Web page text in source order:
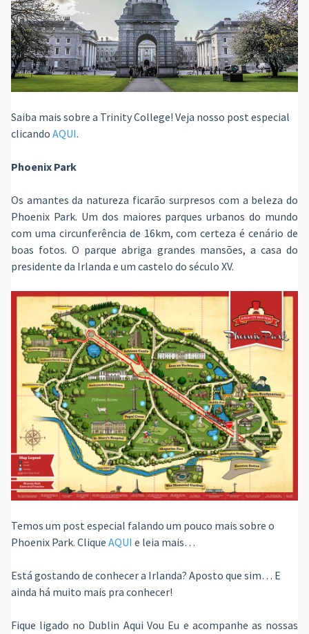
Saiba mais sobre a Trinity College! Veja nosso post especial
clicando AQUI.
Phoenix Park
Os amantes da natureza ficarão surpresos com a beleza do
Phoenix Park. Um dos maiores parques urbanos do mundo
com uma circunferência de 16km, com certeza é cenário de
boas fotos. O parque abriga grandes mansões, a casa do
presidente da Irlanda e um castelo do século XV.
Temos um post especial falando um pouco mais sobre o
Phoenix Park. Clique AQUI e leia mais…
Está gostando de conhecer a Irlanda? Aposto que sim… E
ainda há muito mais pra conhecer!
Fique ligado no Dublin Aqui Vou Eu e acompanhe as nossas